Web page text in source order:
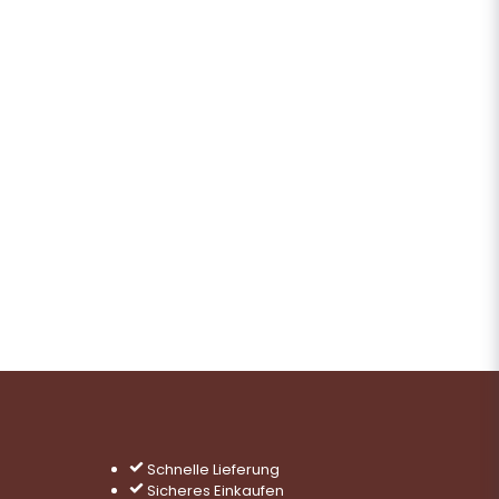
Schnelle Lieferung
Sicheres Einkaufen